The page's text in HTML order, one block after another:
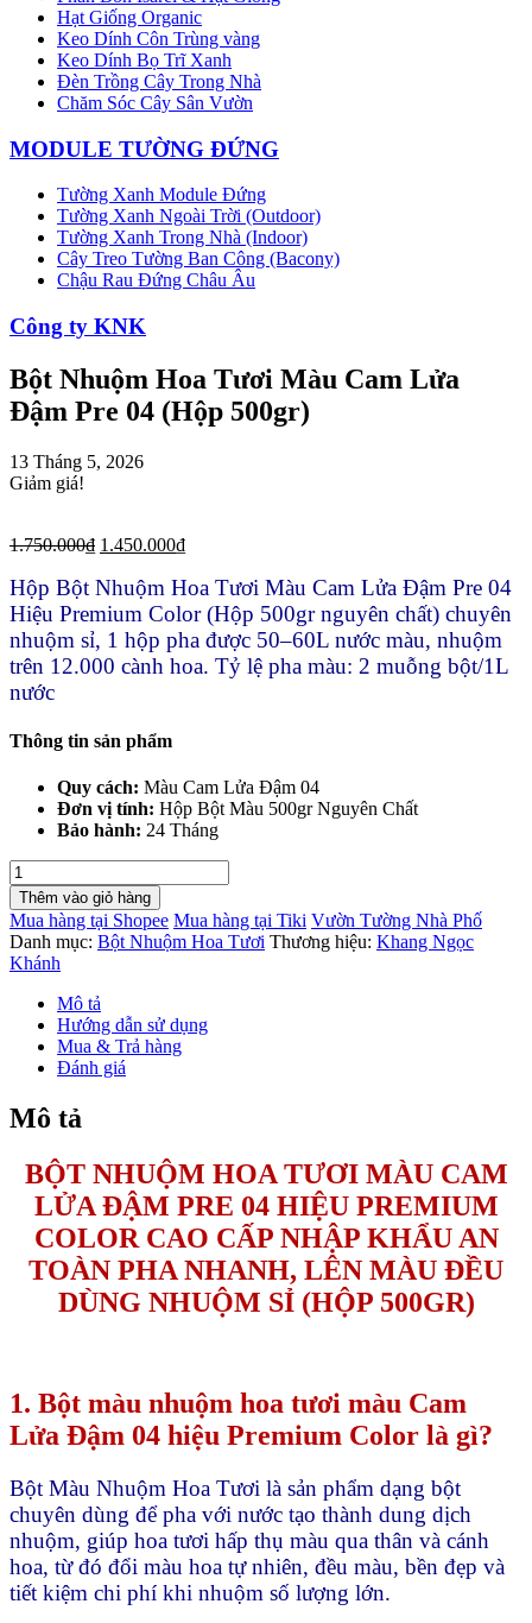
Hạt Giống Organic
Keo Dính Côn Trùng vàng
Keo Dính Bọ Trĩ Xanh
Đèn Trồng Cây Trong Nhà
Chăm Sóc Cây Sân Vườn
MODULE TƯỜNG ĐỨNG
Tường Xanh Module Đứng
Tường Xanh Ngoài Trời (Outdoor)
Tường Xanh Trong Nhà (Indoor)
Cây Treo Tường Ban Công (Bacony)
Chậu Rau Đứng Châu Âu
Công ty KNK
Bột Nhuộm Hoa Tươi Màu Cam Lửa
Đậm Pre 04 (Hộp 500gr)
13 Tháng 5, 2026
Giảm giá!
1.750.000₫ 1.450.000₫
Hộp Bột Nhuộm Hoa Tươi Màu Cam Lửa Đậm Pre 04
Hiệu Premium Color (Hộp 500gr nguyên chất) chuyên
nhuộm sỉ, 1 hộp pha được 50–60L nước màu, nhuộm
trên 12.000 cành hoa. Tỷ lệ pha màu: 2 muỗng bột/1L
nước
Thông tin sản phẩm
Quy cách: Màu Cam Lửa Đậm 04
Đơn vị tính: Hộp Bột Màu 500gr Nguyên Chất
Bảo hành: 24 Tháng
Bột
Nhuộm
Hoa
Tươi
Màu
Cam
Lửa
Đậm
500gr)
số
Thêm vào giỏ hàng
Mua hàng tại Shopee Mua hàng tại Tiki Vườn Tường Nhà Phố
Danh mục: Bột Nhuộm Hoa Tươi Thương hiệu: Khang Ngọc
Khánh
Mô tả
Hướng dẫn sử dụng
Mua & Trả hàng
Đánh giá
Mô tả
BỘT NHUỘM HOA TƯƠI MÀU CAM
LỬA ĐẬM PRE 04 HIỆU PREMIUM
COLOR CAO CẤP NHẬP KHẨU AN
TOÀN PHA NHANH, LÊN MÀU ĐỀU
DÙNG NHUỘM SỈ (HỘP 500GR)
1. Bột màu nhuộm hoa tươi màu Cam
Lửa Đậm 04 hiệu Premium Color là gì?
Bột Màu Nhuộm Hoa Tươi là sản phẩm dạng bột
chuyên dùng để pha với nước tạo thành dung dịch
nhuộm, giúp hoa tươi hấp thụ màu qua thân và cánh
hoa, từ đó đổi màu hoa tự nhiên, đều màu, bền đẹp và
tiết kiệm chi phí khi nhuộm số lượng lớn.